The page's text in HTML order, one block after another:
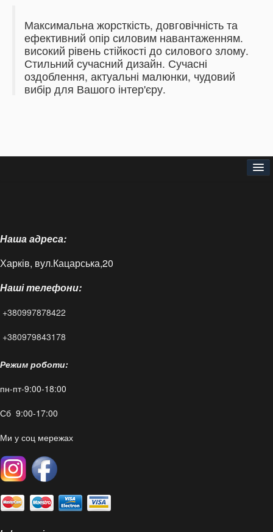
Максимальна жорсткість, довговічність та
ефективний опір силовим навантаженням.
високий рівень стійкості до силового злому.
Стильний сучасний дизайн. Сучасні
оздоблення, актуальні малюнки, чудовий
вибір для Вашого інтер'єру.
Доставка і оплата
Контакти
Статті
FAQ
Наша адреса:
Харків, вул.Кацарська,20
Наші телефони:
+380997878422
+380979843178
Режим роботи:
пн-пт-9:00-18:00
Сб 9:00-17:00
Ми у соц мережах